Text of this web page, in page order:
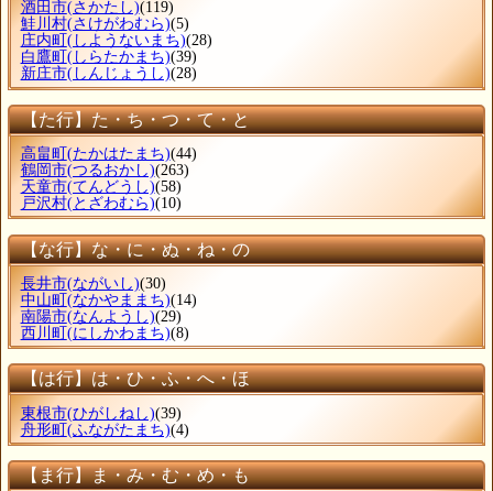
酒田市(さかたし)(119)
鮭川村(さけがわむら)(5)
庄内町 (しようないまち)(28)
白鷹町 (しらたかまち)(39)
新庄市(しんじょうし)(28)
【た行】た・ち・つ・て・と
高畠町 (たかはたまち)(44)
鶴岡市(つるおかし)(263)
天童市(てんどうし)(58)
戸沢村(とざわむら)(10)
【な行】な・に・ぬ・ね・の
長井市(ながいし)(30)
中山町 (なかやままち)(14)
南陽市(なんようし)(29)
西川町 (にしかわまち)(8)
【は行】は・ひ・ふ・へ・ほ
東根市(ひがしねし)(39)
舟形町(ふながたまち)(4)
【ま行】ま・み・む・め・も